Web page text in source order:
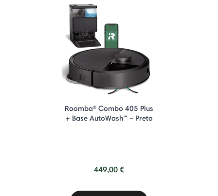
Roomba® Combo 405 Plus
+ Base AutoWash™ – Preto
449,00 €